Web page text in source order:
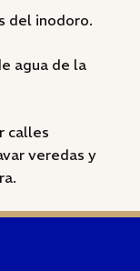
del inodoro.
agua de la
calles
veredas y